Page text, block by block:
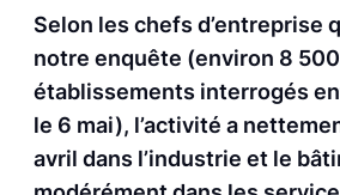
Selon les chefs d’entreprise
notre enquête (environ 8
établissements interrogés
le 6 mai), l’activité a
avril dans l’industrie et le